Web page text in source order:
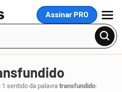
Assinar PRO
MENU
1 sentido da palavratransfundido: